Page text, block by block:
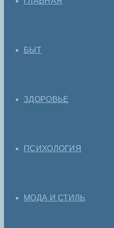
БЫТ
ЗДОРОВЬЕ
ПСИХОЛОГИЯ
МОДА И СТИЛЬ